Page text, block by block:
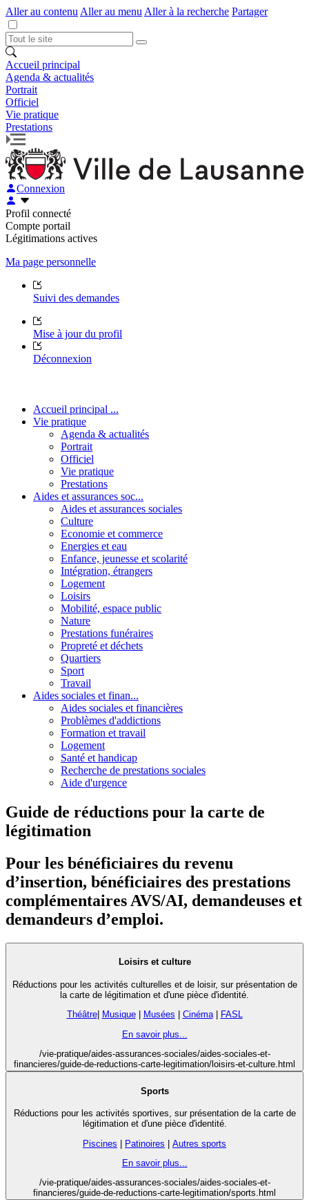
Aller au contenu Aller au menu Aller à la recherche Partager
Accueil principal
Agenda & actualités
Portrait
Officiel
Vie pratique
Prestations
Connexion
Profil connecté
Compte portail
Légitimations actives
Ma page personnelle
Suivi des demandes
Mise à jour du profil
Déconnexion
Accueil principal ...
Vie pratique
Agenda & actualités
Portrait
Officiel
Vie pratique
Prestations
Aides et assurances soc...
Aides et assurances sociales
Culture
Economie et commerce
Energies et eau
Enfance, jeunesse et scolarité
Intégration, étrangers
Logement
Loisirs
Mobilité, espace public
Nature
Prestations funéraires
Propreté et déchets
Quartiers
Sport
Travail
Aides sociales et finan...
Aides sociales et financières
Problèmes d'addictions
Formation et travail
Logement
Santé et handicap
Recherche de prestations sociales
Aide d'urgence
Guide de réductions pour la carte de
légitimation
Pour les bénéficiaires du revenu
d’insertion, bénéficiaires des prestations
complémentaires AVS/AI, demandeuses et
demandeurs d’emploi.
Loisirs et culture
Réductions pour les activités culturelles et de loisir, sur présentation de
la carte de légitimation et d'une pièce d'identité.
Théâtre| Musique| Musées Cinéma|
FASL
En savoir plus...
/vie-pratique/aides-assurances-sociales/aides-sociales-et-
financieres/guide-de-reductions-carte-legitimation/loisirs-et-culture.html
Sports
Réductions pour les activités sportives, sur présentation de la carte de
légitimation et d'une pièce d'identité.
Piscines | Patinoires | Autres sports
En savoir plus...
/vie-pratique/aides-assurances-sociales/aides-sociales-et-
financieres/guide-de-reductions-carte-legitimation/sports.html